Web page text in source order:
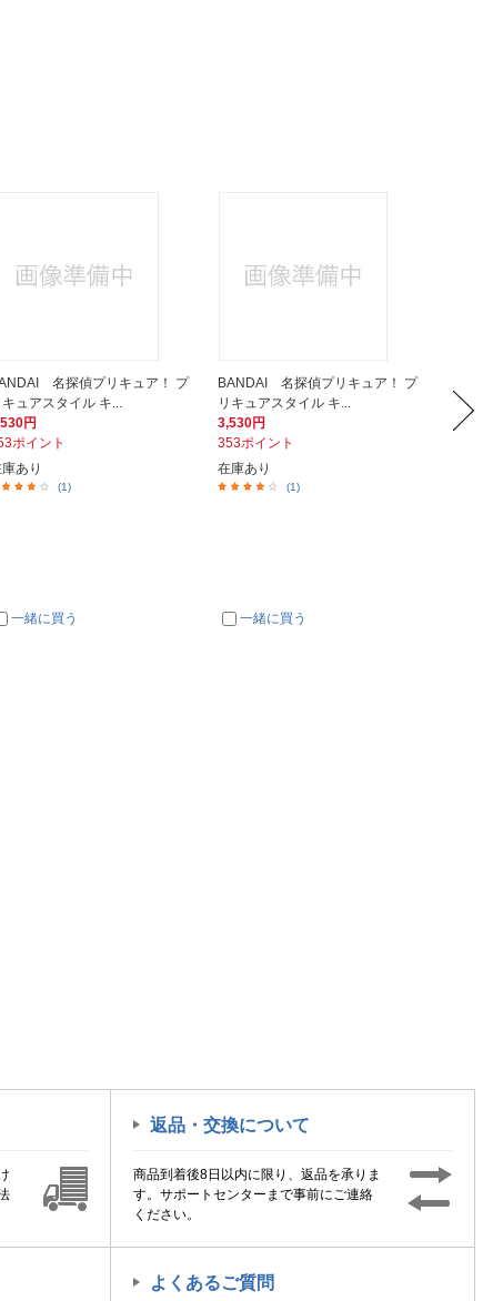
名探偵プリキュア！ プ
キュアスタイル キ...
円
ポイント
あり
(1)
一緒に買う
BANDAI 名探偵プリキュア！ プ
リキュアスタイル キ...
3,530円
353ポイント
在庫あり
(1)
一緒に買う
ム手帳
900円
返品・交換について
商品到着後8日以内に限り、返品を承りま
す。サポートセンターまで事前にご連絡
ください。
よくあるご質問